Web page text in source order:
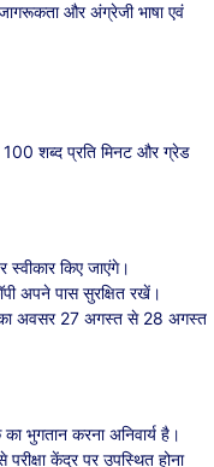
जागरूकता और अंग्रेजी भाषा एवं
100 शब्द प्रति मिनट और ग्रेड
स्वीकार किए जाएंगे।
अपने पास सुरक्षित रखें।
का अवसर 27 अगस्त से 28 अगस्त
भुगतान करना अनिवार्य है।
केंद्र पर उपस्थित होना